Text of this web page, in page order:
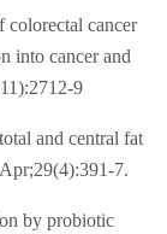
colorectal cancer
into cancer and
9
and central fat
7.
by probiotic